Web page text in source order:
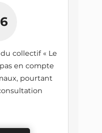
collectif « Le
en compte
pourtant